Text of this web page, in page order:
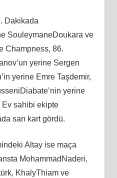
Dakikada
SouleymaneDoukara ve
Champness, 86.
yerine Sergen
yerine Emre Taşdemir,
yerine
sahibi ekipte
sarı kart gördü.
Altay ise maça
MohammadNaderi,
KhalyThiam ve